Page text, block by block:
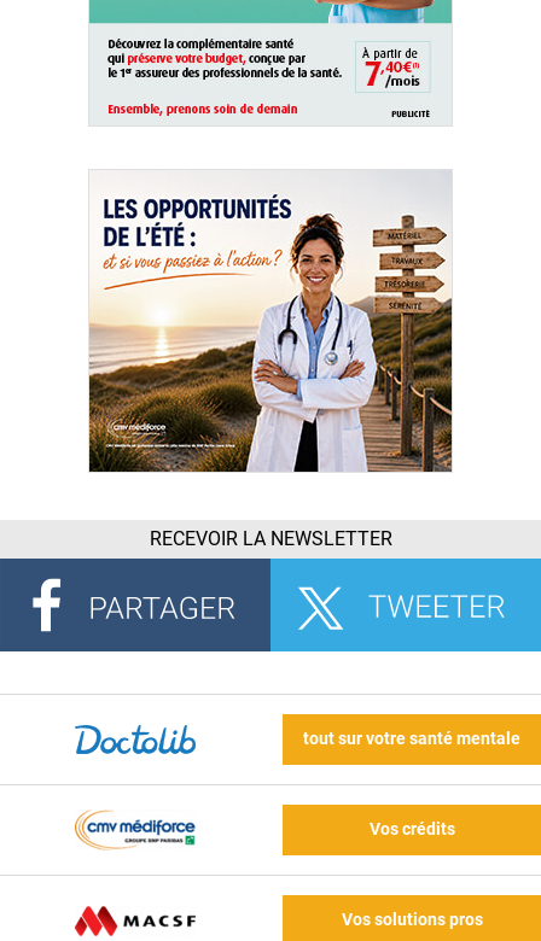
RECEVOIR LA NEWSLETTER
tout sur votre santé mentale
Vos crédits
Vos solutions pros